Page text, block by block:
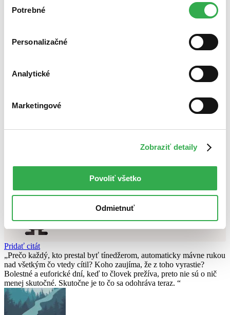
nám pomohlo, keby sme mohli používať všetky tieto
súhlasu
Potrebné
Personalizačné
Analytické
Marketingové
Zobraziť detaily
Povoliť všetko
Odmietnuť
Zoradiť
Od poslednej časti
Top hodnotené
Najlacnejšie
Použité filtre
Skúste prosím zmeniť vyhľadávaný výraz.
Náš pomocník Sherlock vám ju s radosťou vypátra!
Knihomoľský pomocník
Pridať citát
Prečo každý, kto prestal byť tínedžerom, automaticky mávne rukou
nad všetkým čo vtedy cítil? Koho zaujíma, že z toho vyrastie?
Bolestné a euforické dní, keď to človek prežíva, preto nie sú o nič
menej skutočné. Skutočne je to čo sa odohráva teraz.